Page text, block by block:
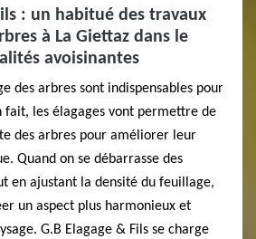
: un habitué des travaux
à La Giettaz dans le
avoisinantes
des arbres sont indispensables pour
fait, les élagages vont permettre de
des arbres pour améliorer leur
Quand on se débarrasse des
en ajustant la densité du feuillage,
un aspect plus harmonieux et
G.B Elagage & Fils se charge